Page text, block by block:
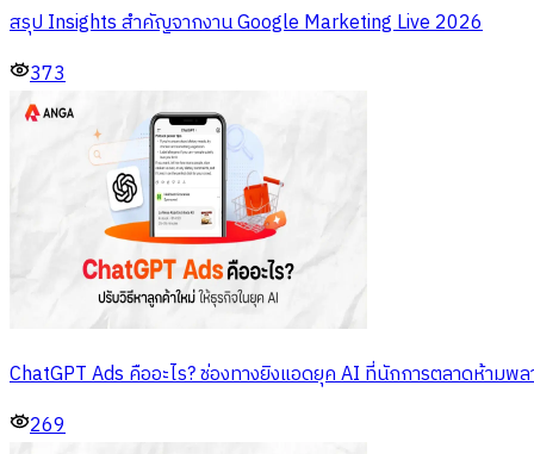
สรุป Insights สำคัญจากงาน Google Marketing Live 2026
373
ChatGPT Ads คืออะไร? ช่องทางยิงแอดยุค AI ที่นักการตลาดห้ามพ
269